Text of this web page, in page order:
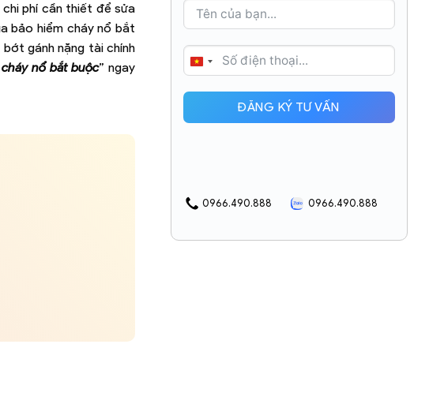
phí cần thiết để sửa
bảo hiểm cháy nổ bắt
gánh nặng tài chính
nổ bắt buộc” ngay
VIETNAM
ĐĂNG KÝ TƯ VẤN
0966.490.888 0966.490.888